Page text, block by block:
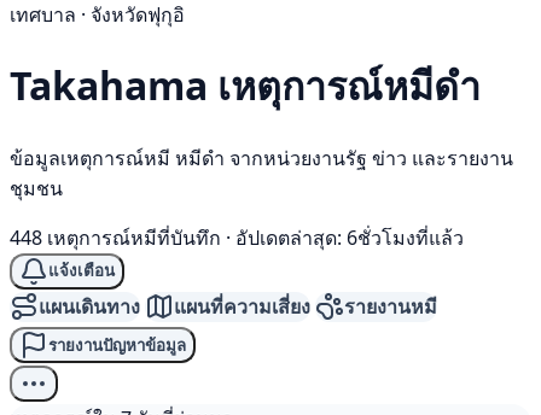
เทศบาล · จังหวัดฟุกุอิ
Takahama เหตุการณ์หมีดำ
ข้อมูลเหตุการณ์หมี หมีดำ จากหน่วยงานรัฐ ข่าว และรายงาน
ชุมชน
448 เหตุการณ์หมีที่บันทึก · อัปเดตล่าสุด: 6ชั่วโมงที่แล้ว
แจ้งเตือน
แผนเดินทาง แผนที่ความเสี่ยง รายงานหมี
รายงานปัญหาข้อมูล